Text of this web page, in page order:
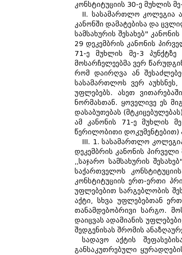
კონსტიტუციის 30-ე მუხლის
II. სასამართლო კოლეგია
კანონში დამატებისა და
სამსახურის შესახებ"
29 დეკემბრის კანონის
71-ე მუხლის მე-3 პუნქტზე
მოსარჩელეებმა ვერ
რომ დაირღვა ან
სასამართლოს ვერ აუხსნეს,
უფლებებს. ასეთ
ნორმასთან. ყოველივე ეს
დასაბუთებას
ამ კანონის 71-ე მუხლის
წერილობითი დოკუმენტებით)
III. 1. სასამართლო
დეკემბრის კანონის პირველი
,,საჯარო სამსახურის
საქართველოს
კონსტიტუციის ერთ-ერთი
უფლებებით სარგებლობის
აქტი, სხვა უფლებებთან
თანამდებობრივი სარგო.
დაიცვას ადამიანის
შედგენისას შრომის
სადავო აქტის
განსაკუთრებული